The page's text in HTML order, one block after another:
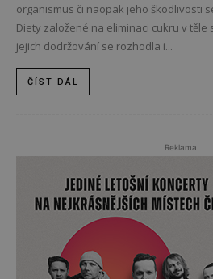
organismus či naopak jeho škodlivosti
Diety založené na eliminaci cukru v těle
jejich dodržování se rozhodla i...
ČÍST DÁL
Reklama